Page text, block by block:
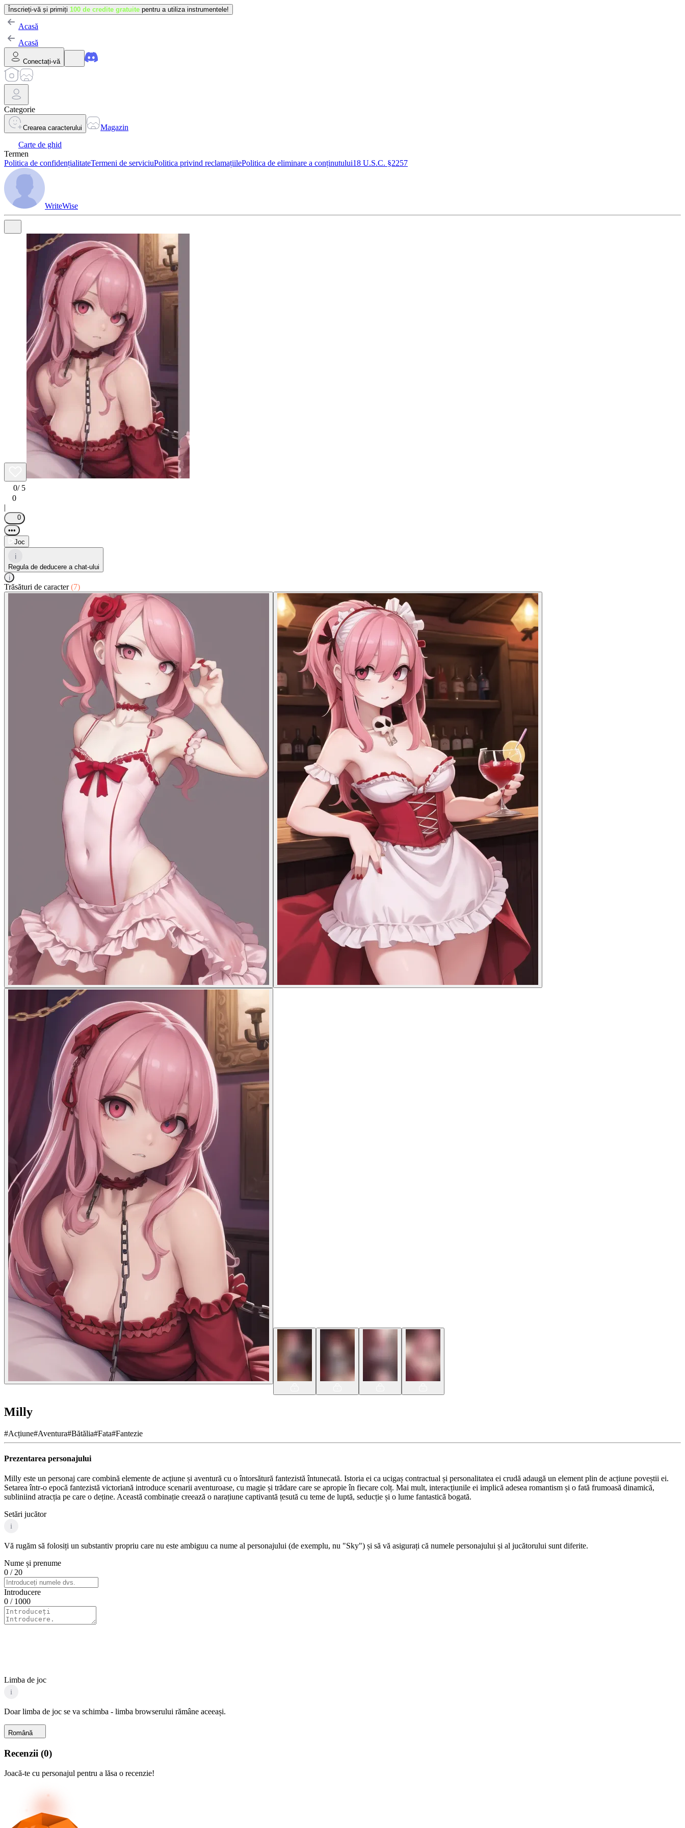
Înscrieți-vă și primiți 100 de credite gratuite pentru a utiliza instrumentele!
Acasă
Acasă
Conectați-vă
Categorie
Crearea caracterului
Magazin
Carte de ghid
Termen
Politica de confidențialitateTermeni de serviciuPolitica privind reclamațiilePolitica de eliminare a conținutului18 U.S.C. §2257
WriteWise
0/ 5
0
|
0
•••
Joc
i
Regula de deducere a chat-ului
i
Trăsături de caracter(7)
Milly
#Acțiune#Aventura#Bătălia#Fata#Fantezie
Prezentarea personajului
Milly este un personaj care combină elemente de acțiune și aventură cu o întorsătură fantezistă întunecată. Istoria ei ca ucigaș contractual și personalitatea ei crudă adaugă un element plin de acțiune poveștii ei.
Setarea într-o epocă fantezistă victoriană introduce scenarii aventuroase, cu magie și trădare care se apropie în fiecare colț. Mai mult, interacțiunile ei implică adesea romantism și o fată frumoasă dinamică,
subliniind atracția pe care o deține. Această combinație creează o narațiune captivantă țesută cu teme de luptă, seducție și o lume fantastică bogată.
Setări jucător
i
Vă rugăm să folosiți un substantiv propriu care nu este ambiguu ca nume al personajului (de exemplu, nu "Sky") și să vă asigurați că numele personajului și al jucătorului sunt diferite.
Nume și prenume
0 / 20
Introducere
0 / 1000
Limba de joc
i
Doar limba de joc se va schimba - limba browserului rămâne aceeași.
Română
Recenzii (0)
Joacă-te cu personajul pentru a lăsa o recenzie!